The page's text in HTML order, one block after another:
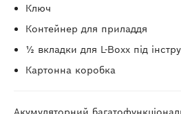
Ключ
Контейнер для приладдя
½ вкладки для L-Boxx під
Картонна коробка